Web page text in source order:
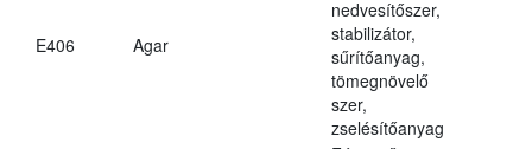
E406 Agar
nedvesítőszer,
stabilizátor,
sűrítőanyag,
tömegnövelő
szer,
zselésítőanyag